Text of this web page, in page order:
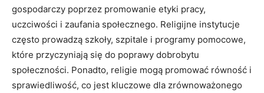
gospodarczy poprzez promowanie etyki pracy,
uczciwości i zaufania społecznego. Religijne instytucje
często prowadzą szkoły, szpitale i programy pomocowe,
które przyczyniają się do poprawy dobrobytu
społeczności. Ponadto, religie mogą promować równość i
sprawiedliwość, co jest kluczowe dla zrównoważonego